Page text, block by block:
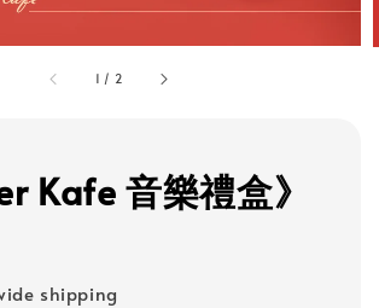
1 / 2
Kafe 音樂禮盒》
shipping